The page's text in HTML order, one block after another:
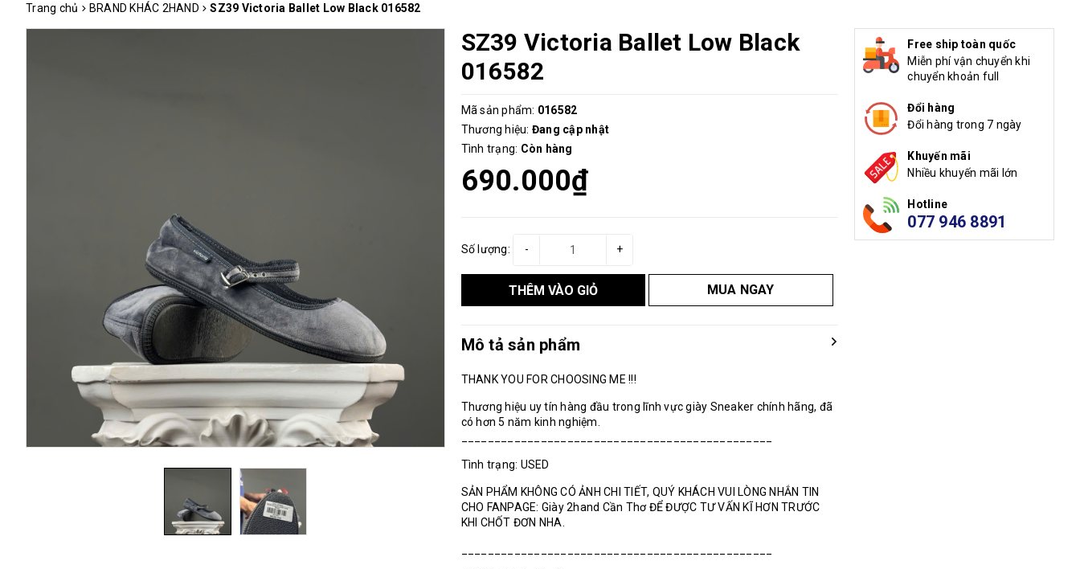
Trang chủ BRAND KHÁC 2HAND SZ39 Victoria Ballet Low Black 016582
SZ39 Victoria Ballet Low Black
016582
Mã sản phẩm: 016582
Thương hiệu: Đang cập nhật
Tình trạng: Còn hàng
690.000₫
Số lượng: +
-
THÊM VÀO GIỎ MUA NGAY
Mô tả sản phẩm
THANK YOU FOR CHOOSING ME !!!
Thương hiệu uy tín hàng đầu trong lĩnh vực giày Sneaker chính hãng, đã
có hơn 5 năm kinh nghiệm.
Tình trạng: USED
SẢN PHẨM KHÔNG CÓ ẢNH CHI TIẾT, QUÝ KHÁCH VUI LÒNG NHẮN TIN
CHO FANPAGE: Giày 2hand Cần Thơ ĐỂ ĐƯỢC TƯ VẤN KĨ HƠN TRƯỚC
KHI CHỐT ĐƠN NHA.
Free ship toàn quốc
Miễn phí vận chuyển khi
chuyển khoản full
Đổi hàng
Đổi hàng trong 7 ngày
Khuyến mãi
Nhiều khuyến mãi lớn
Hotline
077 946 8891